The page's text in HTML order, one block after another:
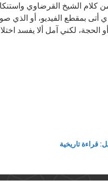
كلام الشيخ القرضاوي
أتى بمقطع الفيديو، أو الذي
الحجة، لكني آمل ألا يفسد
قراءة تاريخية